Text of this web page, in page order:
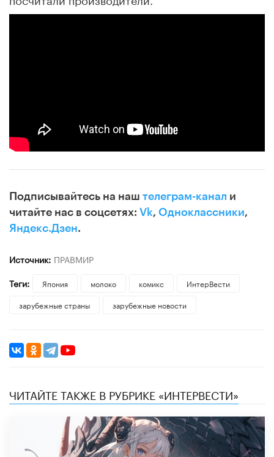
Подписывайтесь на наш телеграм-канал и
читайте нас в соцсетях: Vk, Одноклассники,
Яндекс.Дзен.
Источник: ПРАВМИР
Теги:
Япония молоко комикс
ИнтерВести
зарубежные страны
зарубежные новости
ЧИТАЙТЕ ТАКЖЕ В РУБРИКЕ «ИНТЕРВЕСТИ»